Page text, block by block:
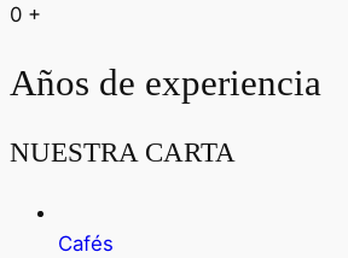
0 +
Años de experiencia
NUESTRA CARTA
Cafés